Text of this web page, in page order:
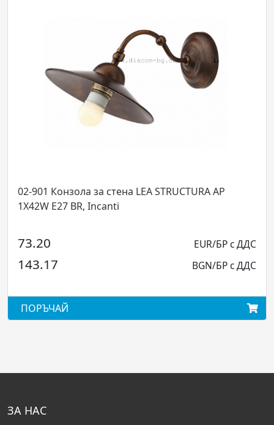
за стена LEA STRUCTURA AP
BR, Incanti
EUR/БР с ДДС
BGN/БР с ДДС
192.00
375.52
ЗА НАС